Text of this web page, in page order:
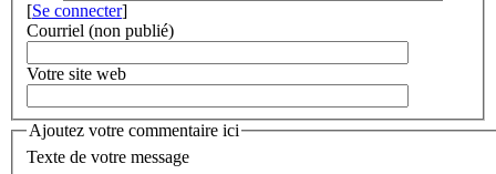
[Se connecter]
Courriel (non publié)
Votre site web
Ajoutez votre commentaire ici
Texte de votre message